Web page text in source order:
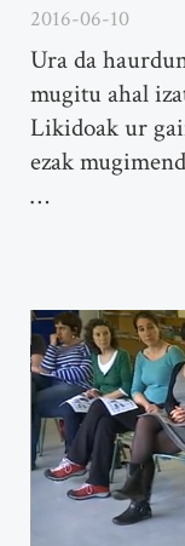
2016-06-10
Ura da
mugitu ahal
Likidoak ur
ezak
…